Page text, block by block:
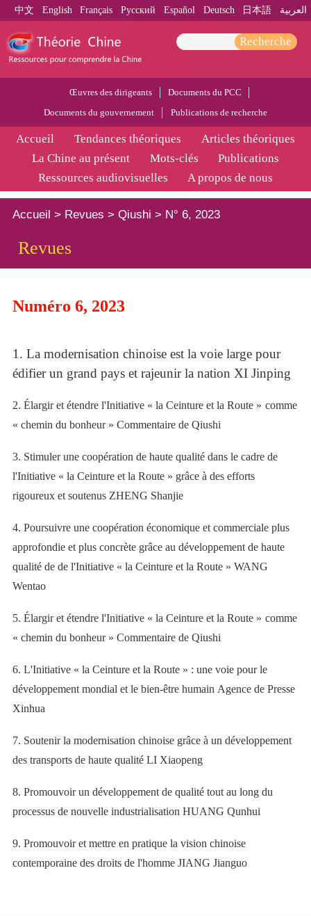
中文 English Français Pусский Español Deutsch 日本語 العربية
Recherche
Œuvres des dirigeants
Documents du PCC
Documents du gouvernement
Publications de recherche
Accueil Tendances théoriques
Articles théoriques
La Chine au présent
Mots-clés
Publications
Ressources audiovisuelles
A propos de nous
Accueil > Revues > Qiushi > N° 6, 2023
Revues
Numéro 6, 2023
1. La modernisation chinoise est la voie large pour
édifier un grand pays et rajeunir la nation XI Jinping
2. Élargir et étendre l'Initiative « la Ceinture et la Route » comme
« chemin du bonheur » Commentaire de Qiushi
3. Stimuler une coopération de haute qualité dans le cadre de
l'Initiative « la Ceinture et la Route » grâce à des efforts
rigoureux et soutenusZHENG Shanjie
4. Poursuivre une coopération économique et commerciale plus
approfondie et plus concrète grâce au développement de haute
qualité de de l'Initiative « la Ceinture et la Route » WANG
Wentao
5. Élargir et étendre l'Initiative « la Ceinture et la Route » comme
« chemin du bonheur » Commentaire de Qiushi
6. L'Initiative « la Ceinture et la Route » : une voie pour le
développement mondial et le bien-être humain Agence de Presse
Xinhua
7. Soutenir la modernisation chinoise grâce à un développement
des transports de haute qualitéLI Xiaopeng
8. Promouvoir un développement de qualité tout au long du
processus de nouvelle industrialisation HUANG Qunhui
9. Promouvoir et mettre en pratique la vision chinoise
contemporaine des droits de l'hommeJIANG Jianguo